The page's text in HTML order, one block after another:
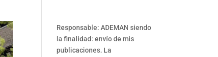
Responsable: ADEMAN siendo
la finalidad: envío de mis
publicaciones. La